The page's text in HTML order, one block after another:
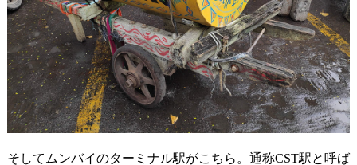
そしてムンバイのターミナル駅がこちら。通称CST駅と呼ば